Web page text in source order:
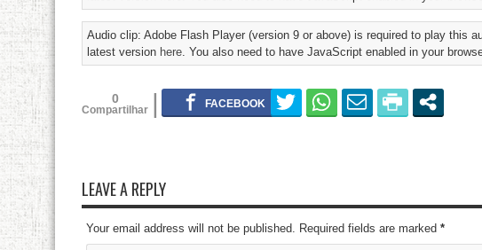
Audio clip: Adobe Flash Player (version 9 or above) is required to play this
latest version here . You also need to have JavaScript enabled in your
0
LEAVE A REPLY
Your email address will not be published. Required fields are marked *